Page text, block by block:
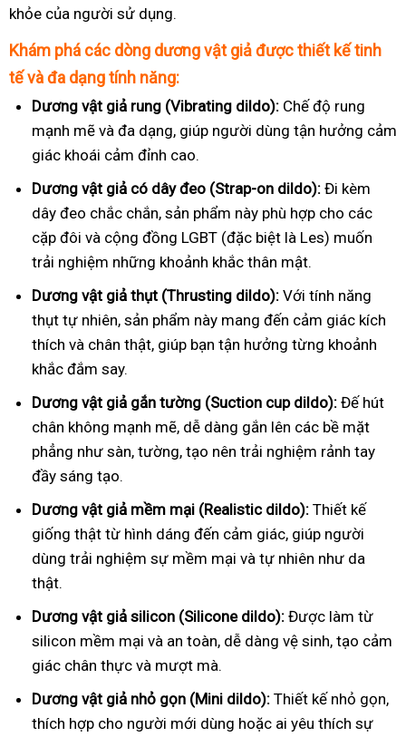
khỏe của người sử dụng.
Khám phá các dòng dương vật giả được thiết kế tinh
tế và đa dạng tính năng:
Dương vật giả rung (Vibrating dildo): Chế độ rung
mạnh mẽ và đa dạng, giúp người dùng tận hưởng cảm
giác khoái cảm đỉnh cao.
Dương vật giả có dây đeo (Strap-on dildo): Đi kèm
dây đeo chắc chắn, sản phẩm này phù hợp cho các
cặp đôi và cộng đồng LGBT (đặc biệt là Les) muốn
trải nghiệm những khoảnh khắc thân mật.
Dương vật giả thụt (Thrusting dildo): Với tính năng
thụt tự nhiên, sản phẩm này mang đến cảm giác kích
thích và chân thật, giúp bạn tận hưởng từng khoảnh
khắc đắm say.
Dương vật giả gắn tường (Suction cup dildo): Đế hút
chân không mạnh mẽ, dễ dàng gắn lên các bề mặt
phẳng như sàn, tường, tạo nên trải nghiệm rảnh tay
đầy sáng tạo.
Dương vật giả mềm mại (Realistic dildo): Thiết kế
giống thật từ hình dáng đến cảm giác, giúp người
dùng trải nghiệm sự mềm mại và tự nhiên như da
thật.
Dương vật giả silicon (Silicone dildo): Được làm từ
silicon mềm mại và an toàn, dễ dàng vệ sinh, tạo cảm
giác chân thực và mượt mà.
Dương vật giả nhỏ gọn (Mini dildo): Thiết kế nhỏ gọn,
thích hợp cho người mới dùng hoặc ai yêu thích sự